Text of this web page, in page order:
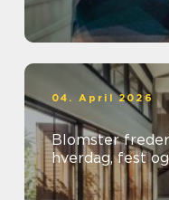
04. April 2026
Blomster frederikssund
hverdag, fest